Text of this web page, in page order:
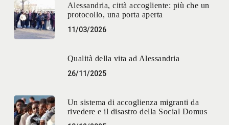
Alessandria, città accogliente: più che un
protocollo, una porta aperta
11/03/2026
Qualità della vita ad Alessandria
26/11/2025
Un sistema di accoglienza migranti da
rivedere e il disastro della Social Domus